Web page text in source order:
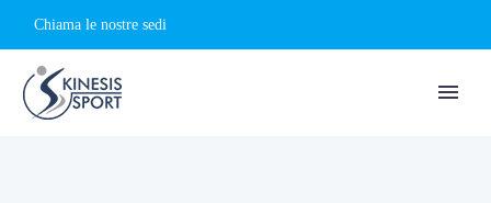
Chiama le nostre sedi